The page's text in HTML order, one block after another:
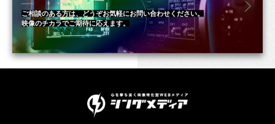
ご相談のある方は、どうぞお気軽にお問い合わせください。
映像のチカラでご期待に応えます。